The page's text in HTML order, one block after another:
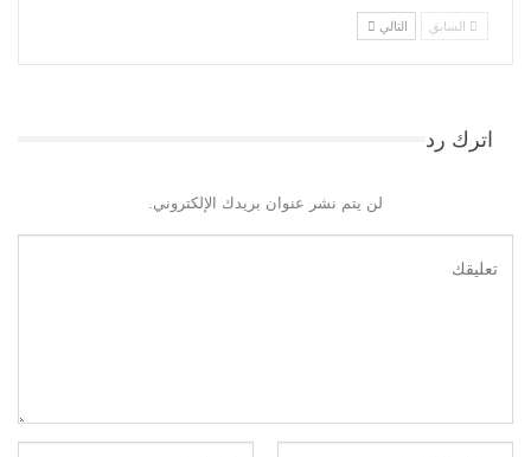
السابق التالي
اترك رد
لن يتم نشر عنوان بريدك الإلكتروني.